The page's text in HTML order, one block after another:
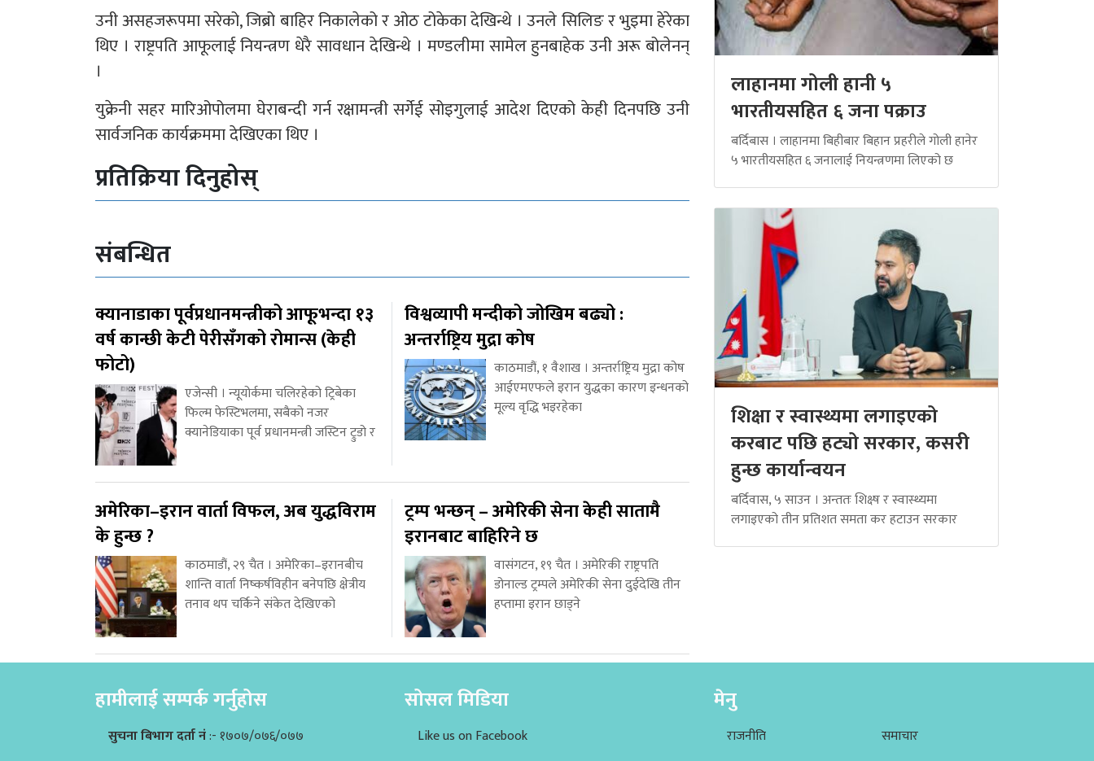
उनी असहजरूपमा सरेको, जिब्रो बाहिर निकालेको र ओठ टोकेका देखिन्थे । उनले सिलिङ र भुइमा हेरेका
थिए । राष्ट्रपति आफूलाई नियन्त्रण धेरै सावधान देखिन्थे । मण्डलीमा सामेल हुनबाहेक उनी अरू बोलेनन्
।
युक्रेनी सहर मारिओपोलमा घेराबन्दी गर्न रक्षामन्त्री सर्गेई सोइगुलाई आदेश दिएको केही दिनपछि उनी
सार्वजनिक कार्यक्रममा देखिएका थिए ।
प्रतिक्रिया दिनुहोस्
संबन्धित
क्यानाडाका पूर्वप्रधानमन्त्रीको आफूभन्दा १३
वर्ष कान्छी केटी पेरीसँगको रोमान्स (केही
फोटो)
एजेन्सी । न्यूयोर्कमा चलिरहेको ट्रिबेका
फिल्म फेस्टिभलमा, सबैको नजर
क्यानेडियाका पूर्व प्रधानमन्त्री जस्टिन ट्रुडो र
विश्वव्यापी मन्दीको जोखिम बढ्यो :
अन्तर्राष्ट्रिय मुद्रा कोष
काठमाडौं, १ वैशाख । अन्तर्राष्ट्रिय मुद्रा कोष
आईएमएफले इरान युद्धका कारण इन्धनको
मूल्य वृद्धि भइरहेका
अमेरिका–इरान वार्ता विफल, अब युद्धविराम
के हुन्छ ?
काठमाडौं, २९ चैत । अमेरिका–इरानबीच
शान्ति वार्ता निष्कर्षविहीन बनेपछि क्षेत्रीय
तनाव थप चर्किने संकेत देखिएको
ट्रम्प भन्छन् – अमेरिकी सेना केही सातामै
इरानबाट बाहिरिने छ
वासंगटन, १९ चैत । अमेरिकी राष्ट्रपति
डोनाल्ड ट्रम्पले अमेरिकी सेना दुईदेखि तीन
हप्तामा इरान छाड्ने
लाहानमा गोली हानी ५
भारतीयसहित ६ जना पक्राउ
बर्दिबास । लाहानमा बिहीबार बिहान प्रहरीले गोली हानेर
५ भारतीयसहित ६ जनालाई नियन्त्रणमा लिएको छ
शिक्षा र स्वास्थ्यमा लगाइएको
करबाट पछि हट्यो सरकार, कसरी
हुन्छ कार्यान्वयन
बर्दिवास, ५ साउन । अन्ततः शिक्ष्ष र स्वास्थ्यमा
लगाइएको तीन प्रतिशत समता कर हटाउन सरकार
हामीलाई सम्पर्क गर्नुहोस
सुचना बिभाग दर्ता नं:- १७०७/०७६/०७७
सोसल मिडिया
Like us on Facebook
मेनु
राजनीति
समाचार